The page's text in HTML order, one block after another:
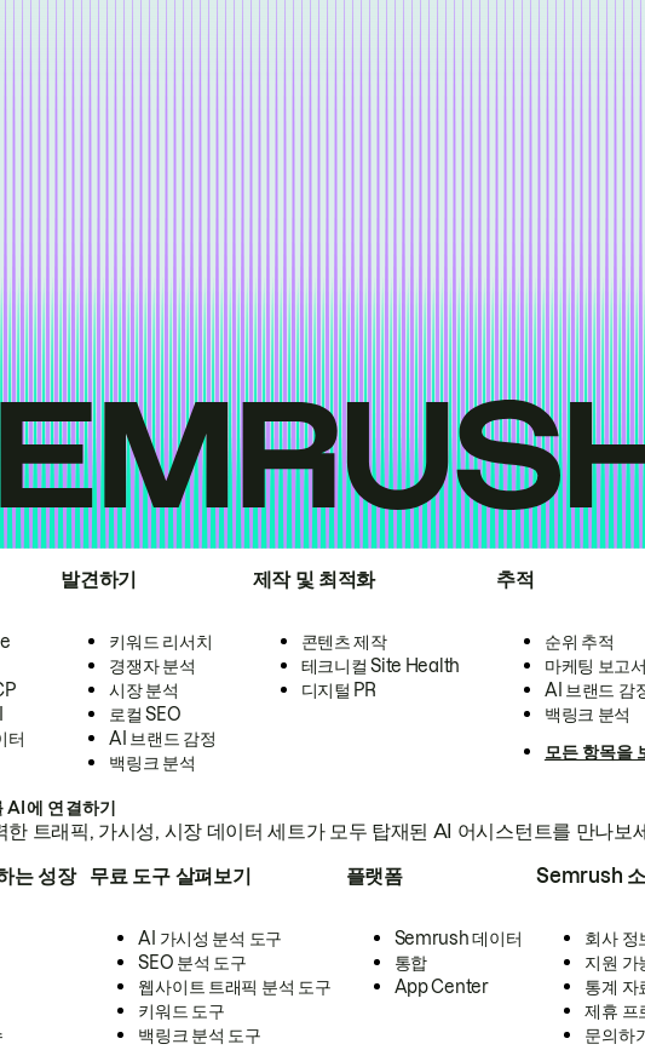
터
발견하기
키워드 리서치
경쟁자 분석
시장 분석
로컬 SEO
AI 브랜드 감정
백링크 분석
제작 및 최적화
콘텐츠 제작
테크니컬 Site Health
디지털 PR
추적
순위 추적
마케팅 보고
AI 브랜드 감
백링크 분석
모든 항목을
에 연결하기
한 트래픽, 가시성, 시장 데이터 세트가 모두 탑재된 AI 어시스턴트를 만나보
는 성장 무료 도구 살펴보기
AI 가시성 분석 도구
SEO 분석 도구
웹사이트 트래픽 분석 도구
키워드 도구
백링크 분석 도구
플랫폼
Semrush 데이터
통합
App Center
Semrush
회사 정
지원 가
통계 자
제휴 프
문의하